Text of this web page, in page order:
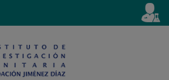
activo
es